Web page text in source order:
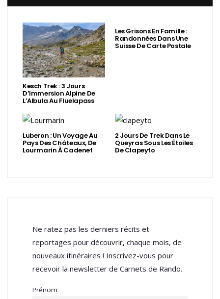
Kesch Trek : 3 Jours
D’Immersion Alpine De
L’Albula Au Fluelapass
Les Grisons En Famille :
Randonnées Dans Une
Suisse De Carte Postale
Luberon : Un Voyage Au
Pays Des Châteaux, De
Lourmarin À Cadenet
2 Jours De Trek Dans Le
Queyras Sous Les Étoiles
De Clapeyto
Ne ratez pas les derniers récits et
reportages pour découvrir, chaque mois, de
nouveaux itinéraires ! Inscrivez-vous pour
recevoir la newsletter de Carnets de Rando.
Prénom